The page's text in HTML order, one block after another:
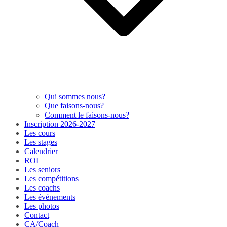
Qui sommes nous?
Que faisons-nous?
Comment le faisons-nous?
Inscription 2026-2027
Les cours
Les stages
Calendrier
ROI
Les seniors
Les compétitions
Les coachs
Les événements
Les photos
Contact
CA/Coach